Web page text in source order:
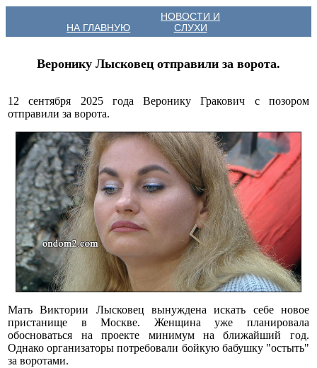
НА ГЛАВНУЮ
НОВОСТИ И
СЛУХИ
Веронику Лысковец отправили за ворота.
12 сентября 2025 года Веронику Гракович с позором
отправили за ворота.
Мать Виктории Лысковец вынуждена искать себе новое
пристанище в Москве. Женщина уже планировала
обосноваться на проекте минимум на ближайший год.
Однако организаторы потребовали бойкую бабушку "остыть"
за воротами.